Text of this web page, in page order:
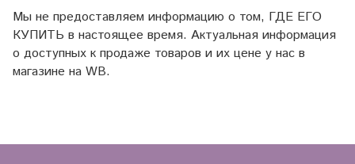
Мы не предоставляем информацию о том, ГДЕ ЕГО
КУПИТЬ в настоящее время. Актуальная информация
о доступных к продаже товаров и их цене у нас в
магазине на WB.